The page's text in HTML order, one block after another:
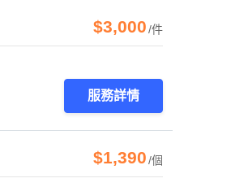
$3,000/件
服務詳情
$1,390/個